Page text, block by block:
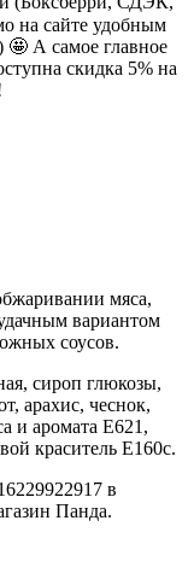
на сайте удобным
А самое главное
скидка 5% на
мяса,
вариантом
соусов.
сироп глюкозы,
арахис, чеснок,
и аромата Е621,
краситель Е160с.
в
Панда.